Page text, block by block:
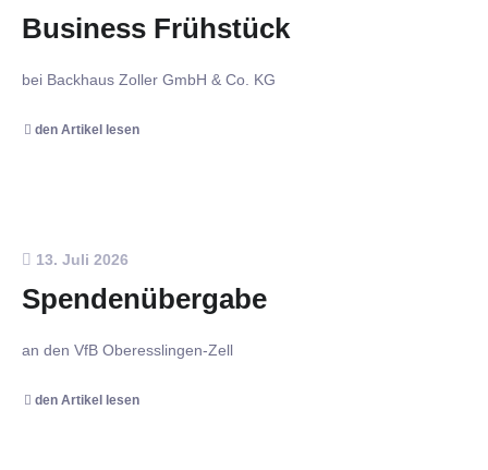
Business Frühstück
bei Backhaus Zoller GmbH & Co. KG
den Artikel lesen
13. Juli 2026
Spendenübergabe
an den VfB Oberesslingen-Zell
den Artikel lesen